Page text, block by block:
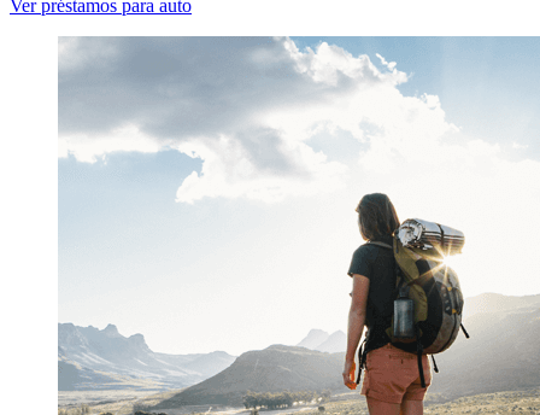
Ver préstamos para auto